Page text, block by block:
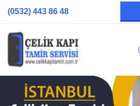
(0532) 443 86 48